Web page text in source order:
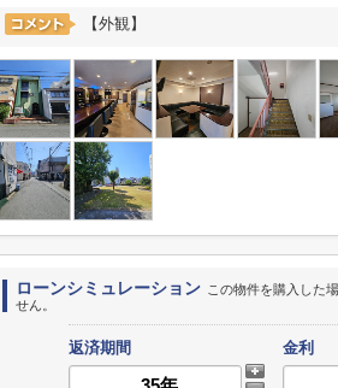
【外観】
ローンシミュレーション この物件を購入した
せん。
返済期間 金利